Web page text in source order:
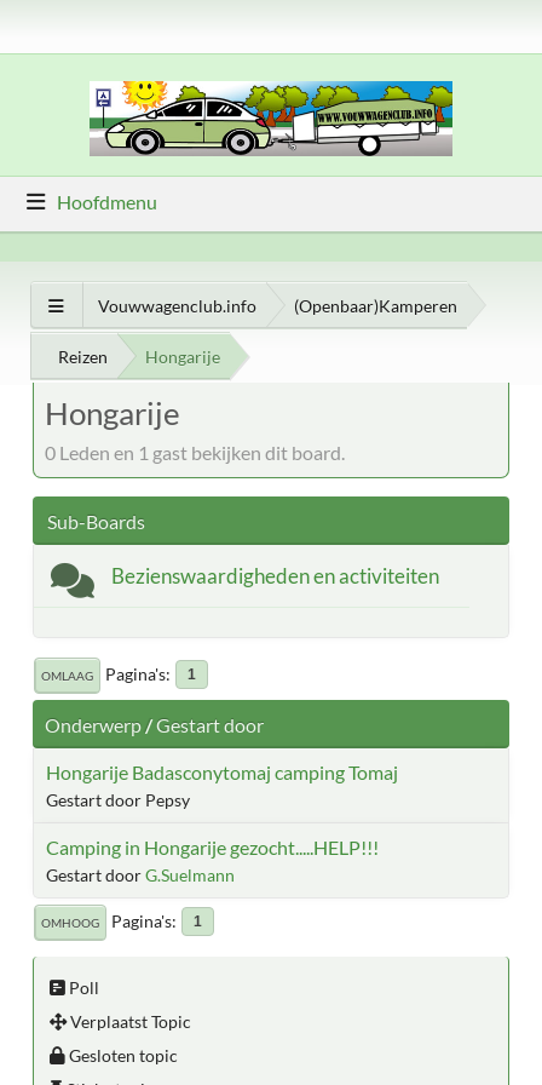
Hoofdmenu
Vouwwagenclub.info (Openbaar)Kamperen
Reizen Hongarije
Hongarije
0 Leden en 1 gast bekijken dit board.
Sub-Boards
Bezienswaardigheden en activiteiten
OMLAAG Pagina's 1
Onderwerp/Gestart door
Hongarije Badasconytomaj camping Tomaj
Gestart door Pepsy
Camping in Hongarije gezocht.....HELP!!!
Gestart doorG.Suelmann
OMHOOG Pagina's 1
Poll
Verplaatst Topic
Gesloten topic